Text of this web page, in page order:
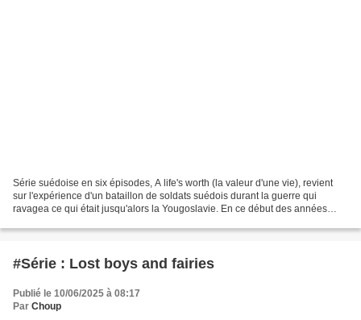
Série suédoise en six épisodes, A life's worth (la valeur d'une vie), revient
sur l'expérience d'un bataillon de soldats suédois durant la guerre qui
ravagea ce qui était jusqu'alors la Yougoslavie. En ce début des années
#Série : Lost boys and fairies
Publié le 10/06/2025 à 08:17
Par Choup